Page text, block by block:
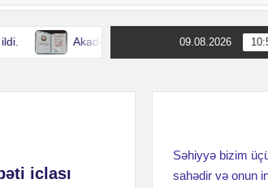
Akademik M.A.Topçubaşov adına
09.08.2026
iclası
Səhiyyə bizim
sahədir və onun